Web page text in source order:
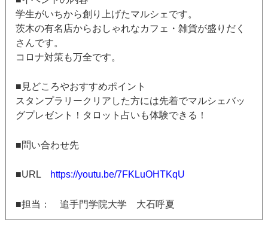
学生がいちから創り上げたマルシェです。
茨木の有名店からおしゃれなカフェ・雑貨が盛りだく
さんです。
コロナ対策も万全です。
■見どころやおすすめポイント
スタンプラリークリアした方には先着でマルシェバッ
グプレゼント！タロット占いも体験できる！
■問い合わせ先
■URL https://youtu.be/7FKLuOHTKqU
■担当： 追手門学院大学 大石呼夏